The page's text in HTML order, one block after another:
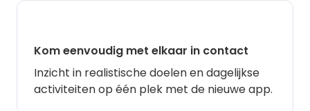
Kom eenvoudig met elkaar in contact
Inzicht in realistische doelen en dagelijkse
activiteiten op één plek met de nieuwe app.